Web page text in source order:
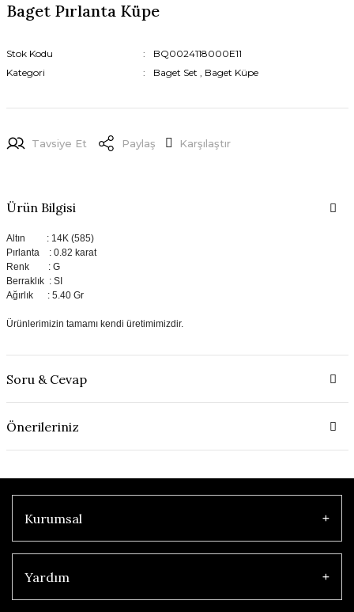
Baget Pırlanta Küpe
Stok Kodu
BQ0024118000E11
Kategori
Baget Set , Baget Küpe
Tavsiye Et Paylaş Karşılaştır
Ürün Bilgisi
Altın : 14K (585)
Pırlanta : 0.82 karat
Renk : G
Berraklık : SI
Ağırlık : 5.40 Gr
Ürünlerimizin tamamı kendi üretimimizdir.
Soru & Cevap
Önerileriniz
Kurumsal
Yardım